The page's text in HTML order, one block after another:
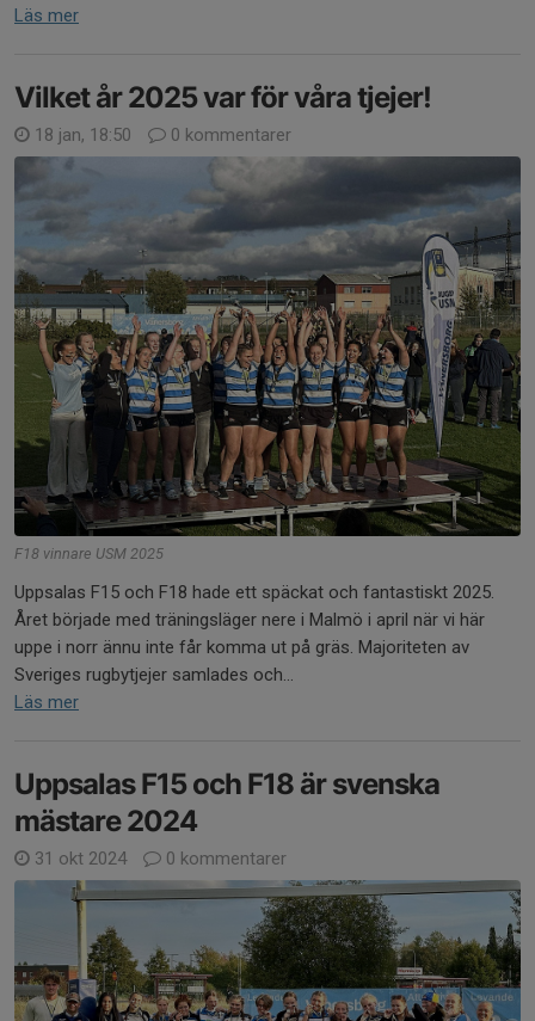
Läs mer
Vilket år 2025 var för våra tjejer!
18 jan, 18:50 0 kommentarer
F18 vinnare USM 2025
Uppsalas F15 och F18 hade ett späckat och fantastiskt 2025.
Året började med träningsläger nere i Malmö i april när vi här
uppe i norr ännu inte får komma ut på gräs. Majoriteten av
Sveriges rugbytjejer samlades och...
Läs mer
Uppsalas F15 och F18 är svenska
mästare 2024
31 okt 2024 0 kommentarer